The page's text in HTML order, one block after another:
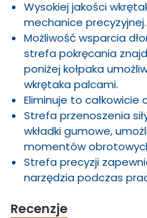
Wysokiej jakości
mechanice precyzyjnej.
Możliwość wsparcia
strefa pokręcania
poniżej kołpaka
wkrętaka palcami.
Eliminuje to całkowicie
Strefa przenoszenia
wkładki gumowe,
momentów
Strefa precyzji
narzędzia podczas
Recenzje